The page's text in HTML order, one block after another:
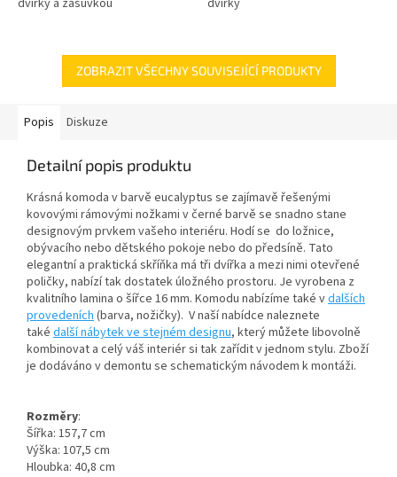
ZOBRAZIT VŠECHNY SOUVISEJÍCÍ PRODUKTY
Popis Diskuze
Detailní popis produktu
Krásná komoda v barvě eucalyptus se zajímavě řešenými
kovovými rámovými nožkami v černé barvě se snadno stane
designovým prvkem vašeho interiéru. Hodí se do ložnice,
obývacího nebo dětského pokoje nebo do předsíně. Tato
elegantní a praktická skříňka má tři dvířka a mezi nimi otevřené
poličky, nabízí tak dostatek úložného prostoru. Je vyrobena z
kvalitního lamina o šířce 16 mm. Komodu nabízíme také vdalších
provedeních (barva, nožičky). V naší nabídce naleznete
také další nábytek ve stejném designu, který můžete libovolně
kombinovat a celý váš interiér si tak zařídit v jednom stylu. Zboží
je dodáváno v demontu se schematickým návodem k montáži.
Rozměry:
Šířka: 157,7 cm
Výška: 107,5 cm
Hloubka: 40,8 cm